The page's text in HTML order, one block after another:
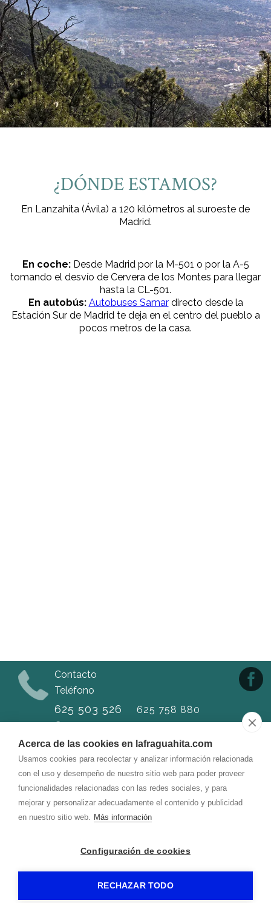
Acerca de las cookies en lafraguahita.com
Usamos cookies para recolectar y analizar información relacionada
con el uso y desempeño de nuestro sitio web para poder proveer
funcionalidades relacionadas con las redes sociales, y para
mejorar y personalizar adecuadamente el contenido y publicidad
en nuestro sitio web. Más información
Configuración de cookies
RECHAZAR TODO
¿DÓNDE ESTAMOS?
En Lanzahíta (Ávila) a 120 kilómetros al suroeste de
Madrid.
En coche:Desde Madrid por la M-501 o por la A-5
tomando el desvío de Cervera de los Montes para llegar
hasta la CL-501.
En autobús: Autobuses Samardirecto desde la
Estación Sur de Madrid te deja en el centro del pueblo a
pocos metros de la casa.
Contacto
Teléfono
625 503 526
625 758 880
Correo
alojamiento.lafragua@gmail.com
Dirección
Calle del Reloj, 10
05490
Política de cookies- byRuralesDATA